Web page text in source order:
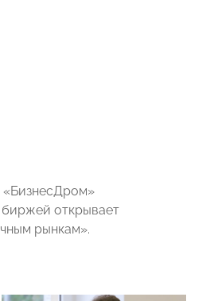
открывает
рынкам».